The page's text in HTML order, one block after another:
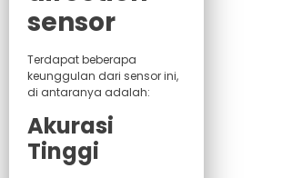
Terdapat beberapa
keunggulan dari sensor ini,
di antaranya adalah:
Akurasi
Tinggi